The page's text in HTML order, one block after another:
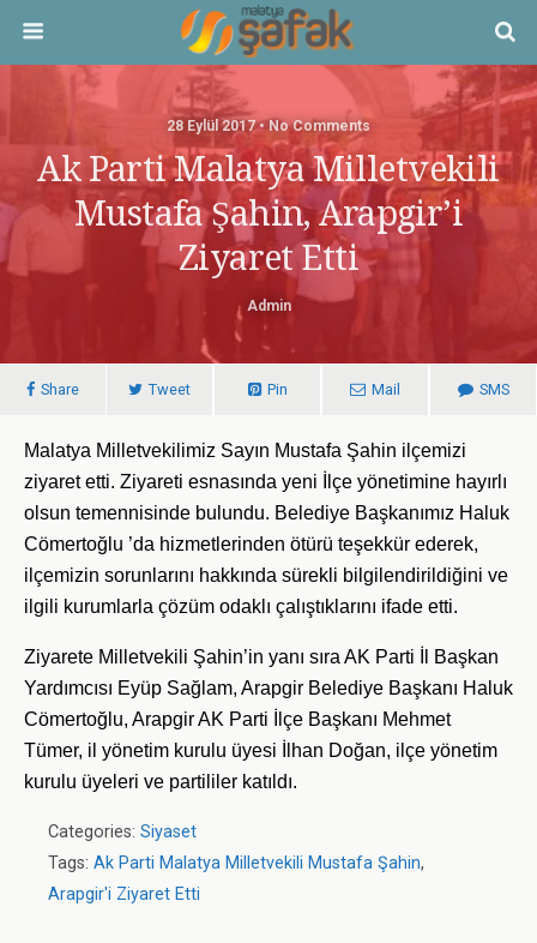
28 Eylül 2017 • No Comments
Ak Parti Malatya Milletvekili
Mustafa Şahin, Arapgir’i
Ziyaret Etti
Admin
Share Tweet Pin Mail SMS
Malatya Milletvekilimiz Sayın Mustafa Şahin ilçemizi
ziyaret etti. Ziyareti esnasında yeni İlçe yönetimine hayırlı
olsun temennisinde bulundu. Belediye Başkanımız Haluk
Cömertoğlu ’da hizmetlerinden ötürü teşekkür ederek,
ilçemizin sorunlarını hakkında sürekli bilgilendirildiğini ve
ilgili kurumlarla çözüm odaklı çalıştıklarını ifade etti.
Ziyarete Milletvekili Şahin’in yanı sıra AK Parti İl Başkan
Yardımcısı Eyüp Sağlam, Arapgir Belediye Başkanı Haluk
Cömertoğlu, Arapgir AK Parti İlçe Başkanı Mehmet
Tümer, il yönetim kurulu üyesi İlhan Doğan, ilçe yönetim
kurulu üyeleri ve partililer katıldı.
Categories: Siyaset
Tags: Ak Parti Malatya Milletvekili Mustafa Şahin,
Arapgir'i Ziyaret Etti